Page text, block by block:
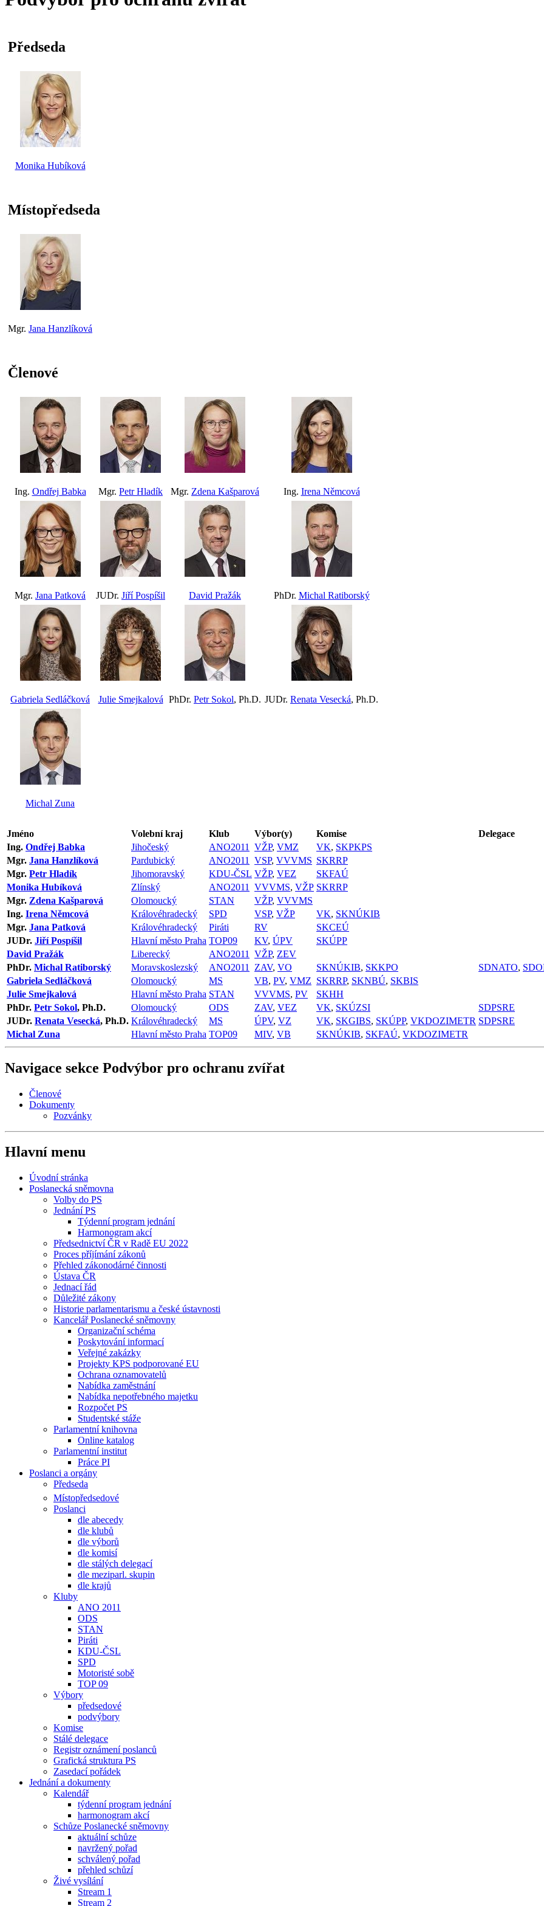
Předseda
Monika Hubíková
Místopředseda
Mgr. Jana Hanzlíková
Členové
Ing. Ondřej Babka Mgr. Petr Hladík Mgr. Zdena Kašparová Ing. Irena Němcová
Mgr. Jana Patková JUDr. Jiří Pospíšil David Pražák PhDr. Michal Ratiborský
Gabriela Sedláčková Julie Smejkalová PhDr. Petr Sokol, Ph.D. JUDr. Renata Vesecká, Ph.D.
Michal Zuna
Jméno Volební kraj Klub Výbor(y) Komise
Delegace
Ing. Ondřej Babka Jihočeský ANO2011 VŽP, VMZ VK, SKPKPS
Mgr. Jana Hanzlíková Pardubický ANO2011 VSP, VVVMS SKRRP
Mgr. Petr Hladík Jihomoravský KDU-ČSL VŽP, VEZ
SKFAÚ
Monika Hubíková
Zlínský ANO2011 VVVMS, VŽP SKRRP
Mgr. Zdena Kašparová Olomoucký STAN VŽP, VVVMS
Ing. Irena Němcová Královéhradecký SPD VSP, VŽP VK, SKNÚKIB
Mgr. Jana Patková Královéhradecký Piráti RV
SKCEÚ
JUDr. Jiří Pospíšil Hlavní město Praha TOP09 KV, ÚPV
SKÚPP
David Pražák
Liberecký ANO2011 VŽP, ZEV
PhDr. Michal Ratiborský Moravskoslezský ANO2011 ZAV, VO SKNÚKIB, SKKPO SDNATO,
Gabriela Sedláčková
Olomoucký MS VB, PV, VMZ SKRRP, SKNBÚ, SKBIS
Julie Smejkalová
Hlavní město Praha STAN VVVMS, PV
SKHH
PhDr. Petr Sokol, Ph.D. Olomoucký ODS ZAV, VEZ VK, SKÚZSI
SDPSRE
JUDr. Renata Vesecká, Ph.D. Královéhradecký MS ÚPV, VZ VK, SKGIBS, SKÚPP, VKDOZIMETR SDPSRE
Michal Zuna
Hlavní město Praha TOP09 MIV, VB SKNÚKIB, SKFAÚ, VKDOZIMETR
Navigace sekce Podvýbor pro ochranu zvířat
Členové
Dokumenty
Pozvánky
Hlavní menu
Úvodní stránka
Poslanecká sněmovna
Volby do PS
Jednání PS
Týdenní program jednání
Harmonogram akcí
Předsednictví ČR v Radě EU 2022
Proces příjímání zákonů
Přehled zákonodárné činnosti
Ústava ČR
Jednací řád
Důležité zákony
Historie parlamentarismu a české ústavnosti
Kancelář Poslanecké sněmovny
Organizační schéma
Poskytování informací
Veřejné zakázky
Projekty KPS podporované EU
Ochrana oznamovatelů
Nabídka zaměstnání
Nabídka nepotřebného majetku
Rozpočet PS
Studentské stáže
Parlamentní knihovna
Online katalog
Parlamentní institut
Práce PI
Poslanci a orgány
Předseda
Místopředsedové
Poslanci
dle abecedy
dle klubů
dle výborů
dle komisí
dle stálých delegací
dle meziparl. skupin
dle krajů
Kluby
ANO 2011
ODS
STAN
Piráti
KDU-ČSL
SPD
Motoristé sobě
TOP 09
Výbory
předsedové
podvýbory
Komise
Stálé delegace
Registr oznámení poslanců
Grafická struktura PS
Zasedací pořádek
Jednání a dokumenty
Kalendář
týdenní program jednání
harmonogram akcí
Schůze Poslanecké sněmovny
aktuální schůze
navržený pořad
schválený pořad
přehled schůzí
Živé vysílání
Stream 1
Stream 2